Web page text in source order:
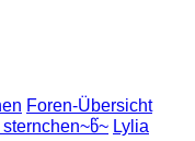
Foren-Übersicht
Lylia